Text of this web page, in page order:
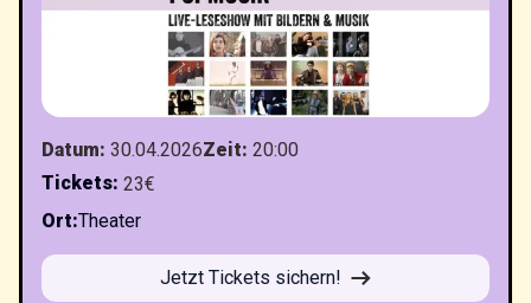
Datum: 30.04.2026Zeit: 20:00
Tickets: 23€
Ort:Theater
Jetzt Tickets sichern!